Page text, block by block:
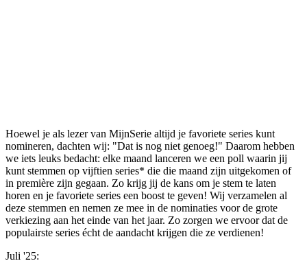
Hoewel je als lezer van MijnSerie altijd je favoriete series kunt
nomineren, dachten wij: "Dat is nog niet genoeg!" Daarom hebben
we iets leuks bedacht: elke maand lanceren we een poll waarin jij
kunt stemmen op vijftien series* die die maand zijn uitgekomen of
in première zijn gegaan. Zo krijg jij de kans om je stem te laten
horen en je favoriete series een boost te geven! Wij verzamelen al
deze stemmen en nemen ze mee in de nominaties voor de grote
verkiezing aan het einde van het jaar. Zo zorgen we ervoor dat de
populairste series écht de aandacht krijgen die ze verdienen!
Juli '25: